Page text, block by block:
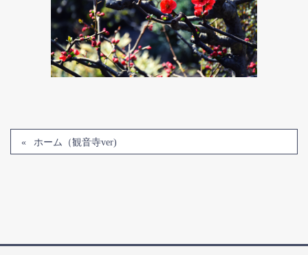
ホーム（観音寺ver)